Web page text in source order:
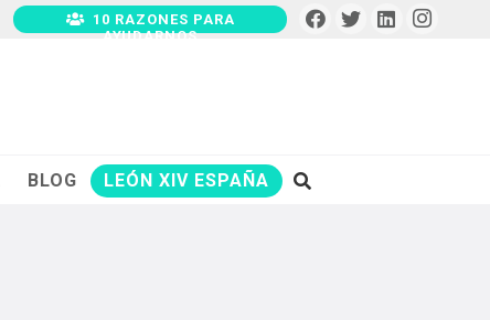
10 RAZONES PARA
AYUDARNOS
BLOG LEÓN XIV ESPAÑA